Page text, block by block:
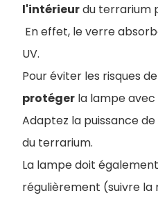
l'intérieurdu terrarium
En effet, le verre
UV.
Pour éviter les risques
protéger la lampe
Adaptez la puissance
du terrarium.
La lampe doit
régulièrement (suivre la